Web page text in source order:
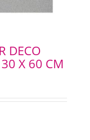
DECO
X 60 CM